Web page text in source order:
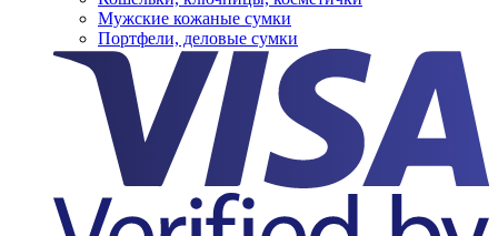
Мужские кожаные сумки
Портфели, деловые сумки